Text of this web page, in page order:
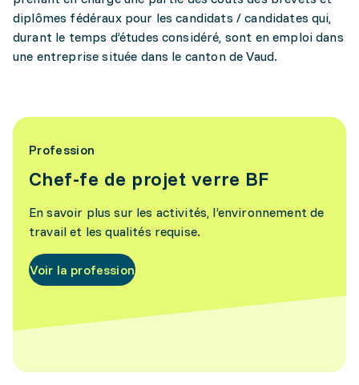
diplômes fédéraux pour les candidats / candidates qui,
durant le temps d’études considéré, sont en emploi dans
une entreprise située dans le canton de Vaud.
Profession
Chef-fe de projet verre BF
En savoir plus sur les activités, l’environnement de
travail et les qualités requise.
Voir la profession